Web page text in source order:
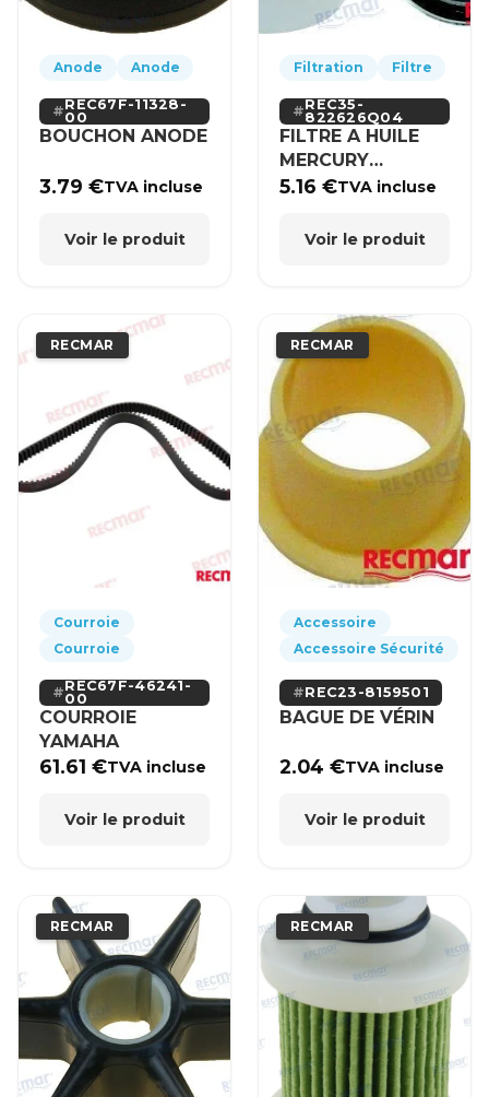
Anode Anode
REC67F-11328-
00
BOUCHON ANODE
3.79€TVA incluse
Voir le produit
Filtration Filtre
REC35-
822626Q04
FILTRE A HUILE
MERCURY
MERCRUISER
5.16€TVA incluse
Voir le produit
RECMAR
Courroie
Courroie
REC67F-46241-
00
COURROIE
YAMAHA
61.61€TVA incluse
Voir le produit
RECMAR
Accessoire
Accessoire Sécurité
REC23-8159501
BAGUE DE VÉRIN
2.04€TVA incluse
Voir le produit
RECMAR RECMAR